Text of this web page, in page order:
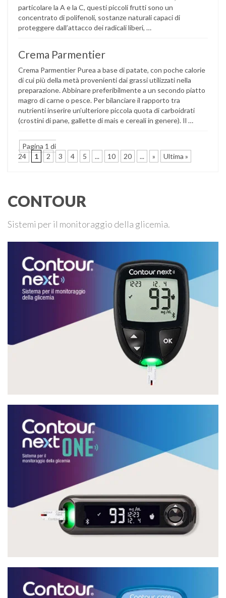
particolare la A e la C, questi piccoli frutti sono un
concentrato di polifenoli, sostanze naturali capaci di
proteggere dall’attacco dei radicali liberi, …
Crema Parmentier
Crema Parmentier Purea a base di patate, con poche calorie
di cui più della metà provenienti dai grassi utilizzati nella
preparazione. Abbinare preferibilmente a un secondo piatto
magro di carne o pesce. Per bilanciare il rapporto tra
nutrienti inserire un’ulteriore piccola quota di carboidrati
(crostini di pane, gallette di mais e cereali in genere). Il …
Pagina 1 di
24
1 2 3 4 5 ... 10 20 ... » Ultima »
CONTOUR
Sistemi per il monitoraggio della glicemia.